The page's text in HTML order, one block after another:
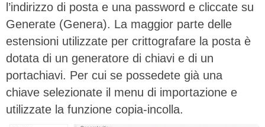
l’indirizzo di posta e una password e cliccate su
Generate (Genera). La maggior parte delle
estensioni utilizzate per crittografare la posta è
dotata di un generatore di chiavi e di un
portachiavi. Per cui se possedete già una
chiave selezionate il menu di importazione e
utilizzate la funzione copia-incolla.